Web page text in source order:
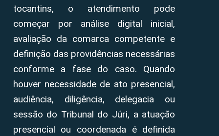
tocantins, o atendimento pode
começar por análise digital inicial,
avaliação da comarca competente e
definição das providências necessárias
conforme a fase do caso. Quando
houver necessidade de ato presencial,
audiência, diligência, delegacia ou
sessão do Tribunal do Júri, a atuação
presencial ou coordenada é definida